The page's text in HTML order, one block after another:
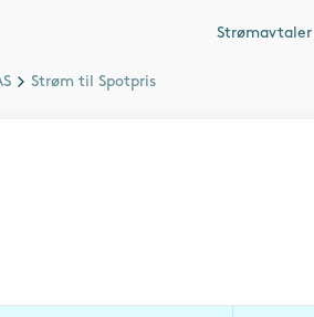
Strømavtaler
Strøm til Spotpris